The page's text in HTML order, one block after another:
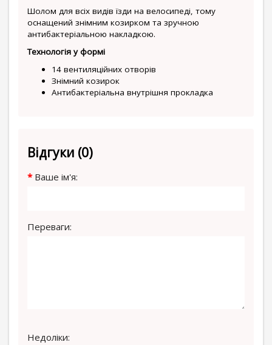
Шолом для всіх видів їзди на велосипеді, тому
оснащений знімним козирком та зручною
антибактеріальною накладкою.
Технологія у формі
14 вентиляційних отворів
Знімний козирок
Антибактеріальна внутрішня прокладка
Відгуки (0)
Ваше ім'я:
Переваги:
Недоліки: